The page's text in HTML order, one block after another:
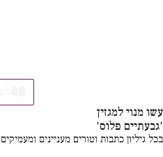
עשו מנוי למגזין
'גבעתיים פלוס'
בכל גיליון כתבות וטורים מעניינים ומעמיקים